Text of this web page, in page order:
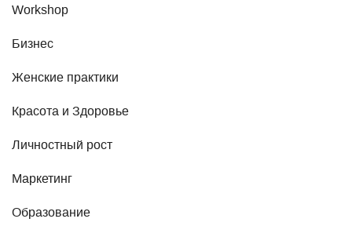
Workshop
Бизнес
Женские практики
Красота и Здоровье
Личностный рост
Маркетинг
Образование